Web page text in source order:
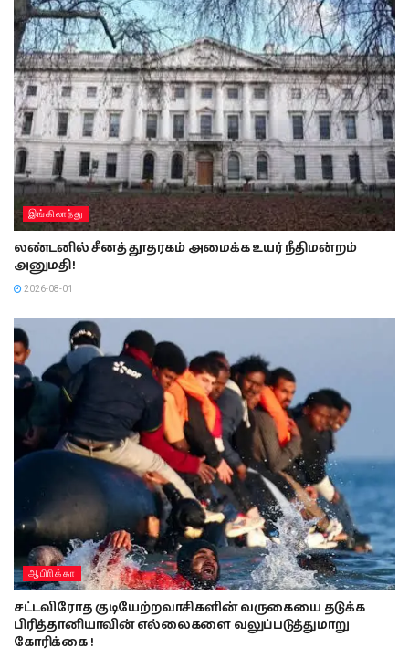
இங்கிலாந்து
லண்டனில் சீனத் தூதரகம் அமைக்க உயர் நீதிமன்றம்
அனுமதி!
2026-08-01
ஆபிாிக்கா
சட்டவிரோத குடியேற்றவாசிகளின் வருகையை தடுக்க
பிரித்தானியாவின் எல்லைகளை வலுப்படுத்துமாறு
கோரிக்கை !